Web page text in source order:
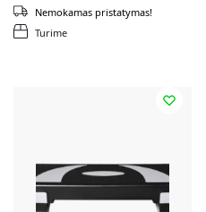
Turime
Nemokamas pristatymas!